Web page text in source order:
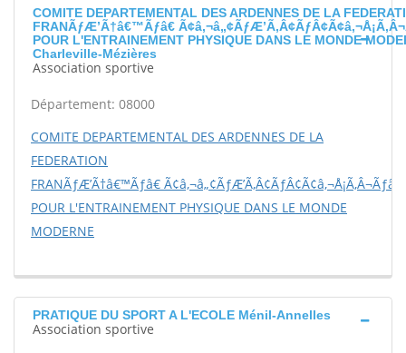
COMITE DEPARTEMENTAL DES ARDENNES DE LA
FRANÃƒÆ’Ã†â€™Ãƒâ€
POUR L'ENTRAINEMENT PHYSIQUE DANS LE MONDE
Charleville-Mézières
Association sportive
Département: 08000
COMITE DEPARTEMENTAL DES ARDENNES DE LA
FEDERATION
FRANÃƒÆ’Ã†â€™Ãƒâ€
POUR L'ENTRAINEMENT PHYSIQUE DANS LE MONDE
MODERNE
PRATIQUE DU SPORT A L'ECOLE Ménil-Annelles
Association sportive